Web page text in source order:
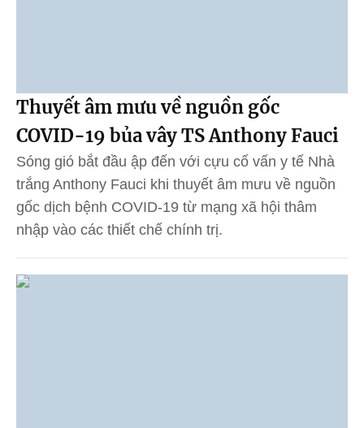
Thuyết âm mưu về nguồn gốc
COVID-19 bủa vây TS Anthony Fauci
Sóng gió bắt đầu ập đến với cựu cố vấn y tế Nhà
trắng Anthony Fauci khi thuyết âm mưu về nguồn
gốc dịch bệnh COVID-19 từ mạng xã hội thâm
nhập vào các thiết chế chính trị.